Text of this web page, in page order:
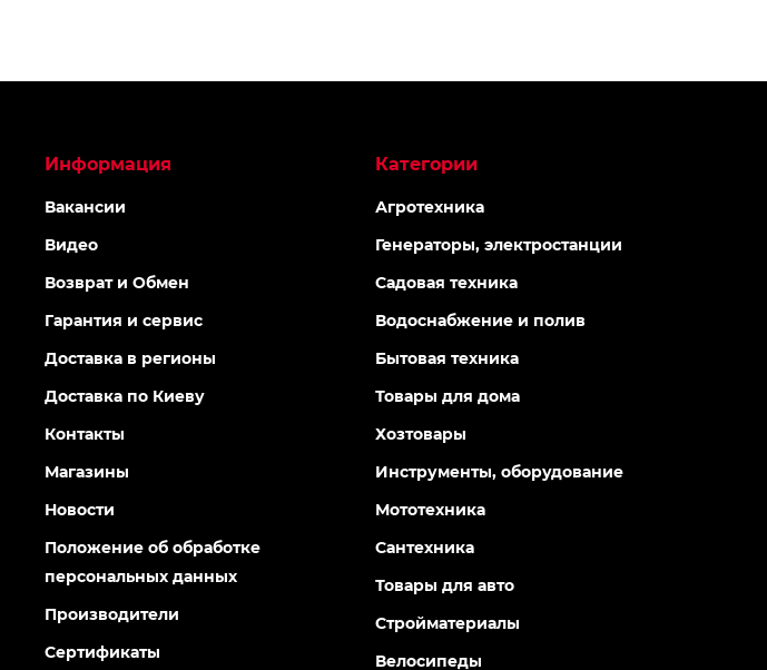
Информация
Вакансии
Видео
Возврат и Обмен
Гарантия и сервис
Доставка в регионы
Доставка по Киеву
Контакты
Магазины
Новости
Положение об обработке
персональных данных
Производители
Сертификаты
Категории
Агротехника
Генераторы, электростанции
Садовая техника
Водоснабжение и полив
Бытовая техника
Товары для дома
Хозтовары
Инструменты, оборудование
Мототехника
Сантехника
Товары для авто
Стройматериалы
Велосипеды